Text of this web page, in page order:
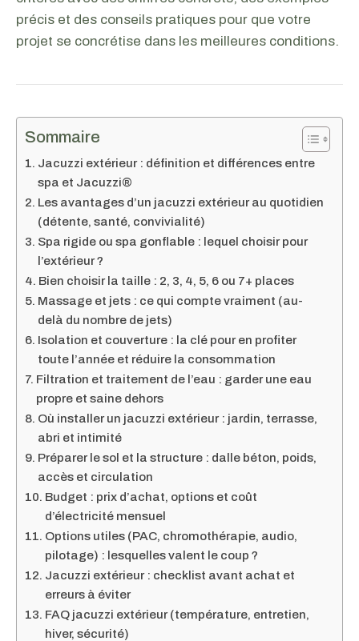
précis et des conseils pratiques pour que votre
projet se concrétise dans les meilleures conditions.
Sommaire
Jacuzzi extérieur : définition et différences entre
spa et Jacuzzi®
Les avantages d’un jacuzzi extérieur au quotidien
(détente, santé, convivialité)
Spa rigide ou spa gonflable : lequel choisir pour
l’extérieur ?
Bien choisir la taille : 2, 3, 4, 5, 6 ou 7+ places
Massage et jets : ce qui compte vraiment (au-
delà du nombre de jets)
Isolation et couverture : la clé pour en profiter
toute l’année et réduire la consommation
Filtration et traitement de l’eau : garder une eau
propre et saine dehors
Où installer un jacuzzi extérieur : jardin, terrasse,
abri et intimité
Préparer le sol et la structure : dalle béton, poids,
accès et circulation
Budget : prix d’achat, options et coût
d’électricité mensuel
Options utiles (PAC, chromothérapie, audio,
pilotage) : lesquelles valent le coup ?
Jacuzzi extérieur : checklist avant achat et
erreurs à éviter
FAQ jacuzzi extérieur (température, entretien,
hiver, sécurité)